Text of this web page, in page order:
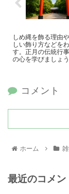
しめ縄を飾る理由
しい飾り方などを
す。正月の伝統行
の心を学びましょう
コメント
ホーム
最近のコメン